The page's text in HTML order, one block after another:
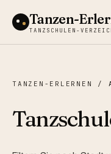
Tanzen-
TANZSCHULEN-
TANZEN-ERLERNEN /